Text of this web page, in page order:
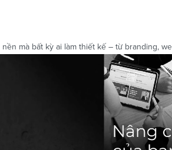
mà bất kỳ ai làm thiết kế – từ branding,